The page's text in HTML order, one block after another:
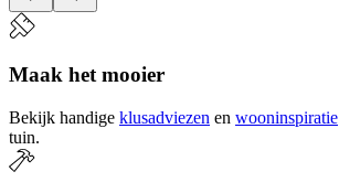
Maak het mooier
Bekijk handige klusadviezen en wooninspiratie
tuin.